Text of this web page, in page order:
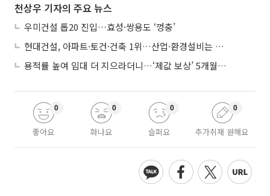
천상우 기자의 주요 뉴스
우미건설 톱20 진입…효성·쌍용도 ‘껑충’
현대건설, 아파트·토건·건축 1위…산업·환경설비는 삼성E&A
용적률 높여 임대 더 지으라더니…‘제값 보상’ 5개월째 국회에 발목
좋아요
0
화나요
0
슬퍼요
0
추가취재 원해요
0